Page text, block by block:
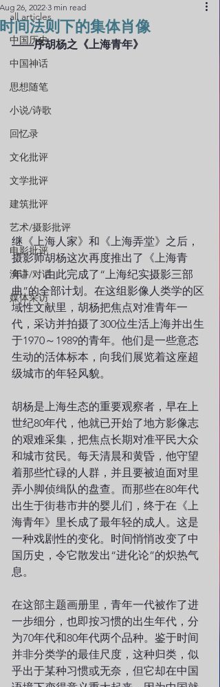
all articles
中国历史
中国神话
思想随笔
小说/诗歌
回忆录
文化批评
文学批评
建筑批评
艺术/摄影批评
电影批评
演讲/对话
媒体采访
时间法则下的集体肖像
Aug 26, 2022 3 min read
——序胡杨之《上海青年》
继《上海人家》和《上海弄堂》之后，
摄影师胡杨这次再度推出了《上海青
年》，由此完成了“上海纪实摄影三部
曲”的全部计划。在这组影像人类学的区
域性文献里，胡杨把焦点对准青年一
代，采访并拍摄了300位生活上海并出生
于1970～1989的青年。他们是一些意态
生动的活体标本，向我们展览着这座超
级城市的年轻风貌。
胡杨是上海生态的重要观察者，早在上
世纪80年代，他就已开始了地方影像志
的艰难采集，把焦点长期对准平民大众
和城市贫民。每天清晨和黄昏，他守望
着那些忙碌的人群，并且要被迫面对里
弄小脚侦缉队的盘查。而那些在80年代
出生于街巷市井的婴儿们，终于在《上
海青年》里长成了最年轻的成人。这是
一种戏剧性的变化。时间悄悄改变了中
国历史，令它散发出“进化论”的炽热气
息。
在这部主题画册里，青年一代被作了进
一步细分，也即按习惯的出生年代，分
为70年代和80年代两个品种。鉴于时间
并非分类学的最佳尺度，这种归类，似
乎出于某种习惯或无奈，但它却在中国